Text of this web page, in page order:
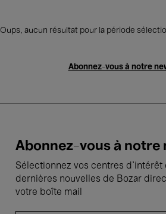
Oups, aucun résultat pour la période
Abonnez-vous à notre
Abonnez-vous à notre
Sélectionnez vos centres d'intérêt
dernières nouvelles de Bozar
votre boîte mail